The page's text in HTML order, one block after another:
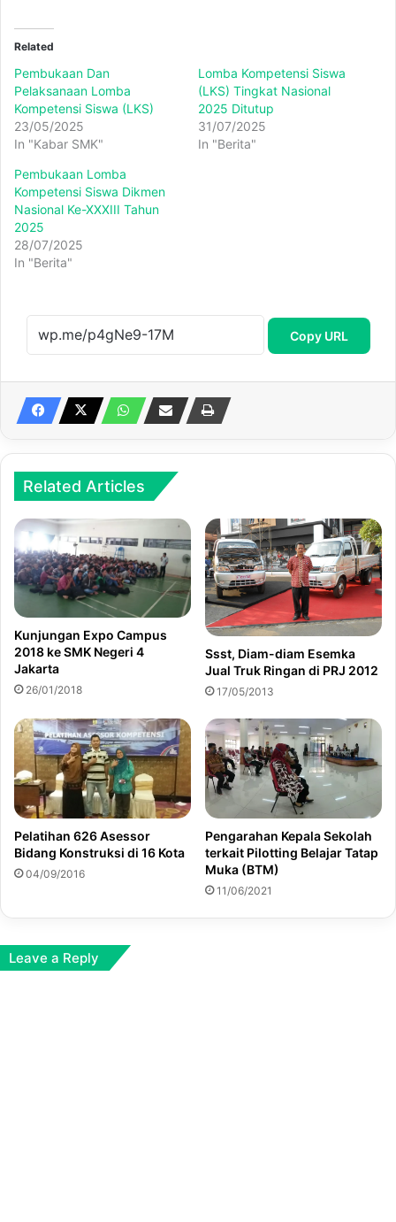
Related
Pembukaan Dan
Pelaksanaan Lomba
Kompetensi Siswa (LKS)
23/05/2025
In "Kabar SMK"
Lomba Kompetensi Siswa
(LKS) Tingkat Nasional
2025 Ditutup
31/07/2025
In "Berita"
Pembukaan Lomba
Kompetensi Siswa Dikmen
Nasional Ke-XXXIII Tahun
2025
28/07/2025
In "Berita"
Copy URL
Related Articles
Kunjungan Expo Campus
2018 ke SMK Negeri 4
Jakarta
26/01/2018
Ssst, Diam-diam Esemka
Jual Truk Ringan di PRJ 2012
17/05/2013
Pelatihan 626 Asessor
Bidang Konstruksi di 16 Kota
04/09/2016
Pengarahan Kepala Sekolah
terkait Pilotting Belajar Tatap
Muka (BTM)
11/06/2021
Leave a Reply